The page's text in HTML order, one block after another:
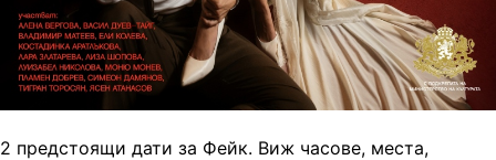
2 предстоящи дати за Фейк. Виж часове, места,